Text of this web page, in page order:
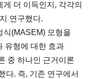
더 이득인지, 각각의
연구했다.
식(MASEM) 모형을
유형에 대한 효과
중 하나인 근거이론
다. 즉, 기존 연구에서